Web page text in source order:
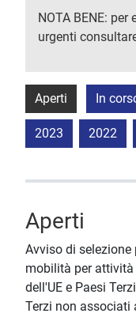
NOTA BENE:
urgenti
Aperti In
2023 2022
Aperti
Avviso di
mobilità per
dell'UE e Paesi
Terzi non